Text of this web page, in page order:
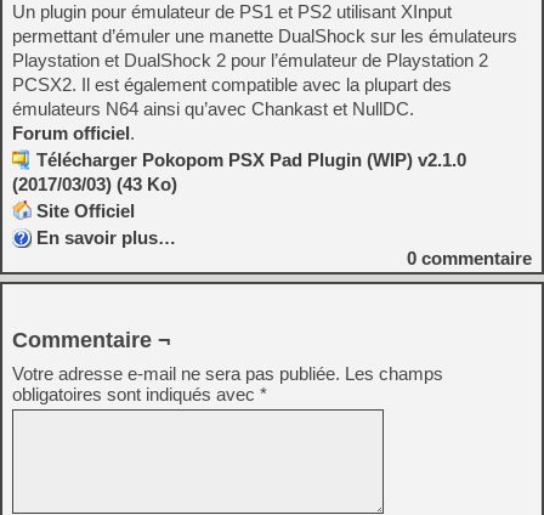
Un plugin pour émulateur de PS1 et PS2 utilisant XInput
permettant d’émuler une manette DualShock sur les émulateurs
Playstation et DualShock 2 pour l’émulateur de Playstation 2
PCSX2. Il est également compatible avec la plupart des
émulateurs N64 ainsi qu’avec Chankast et NullDC.
Forum officiel.
Télécharger Pokopom PSX Pad Plugin (WIP) v2.1.0
(2017/03/03) (43 Ko)
Site Officiel
En savoir plus…
0 commentaire
Commentaire ¬
Votre adresse e-mail ne sera pas publiée. Les champs
obligatoires sont indiqués avec *